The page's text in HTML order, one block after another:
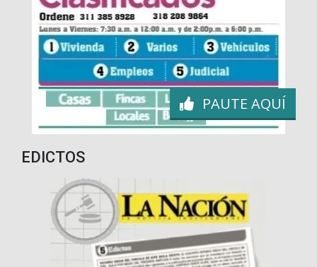
PAUTE AQUÍ
EDICTOS